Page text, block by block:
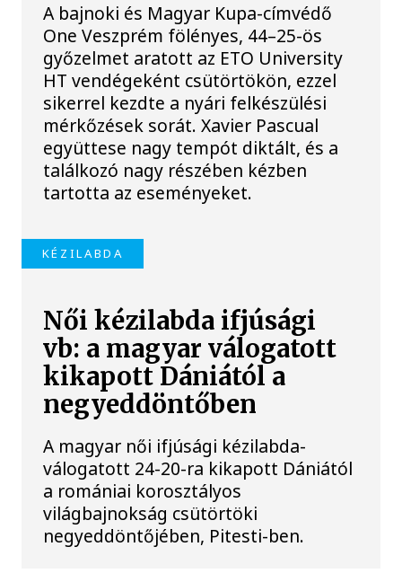
A bajnoki és Magyar Kupa-címvédő
One Veszprém fölényes, 44–25-ös
győzelmet aratott az ETO University
HT vendégeként csütörtökön, ezzel
sikerrel kezdte a nyári felkészülési
mérkőzések sorát. Xavier Pascual
együttese nagy tempót diktált, és a
találkozó nagy részében kézben
tartotta az eseményeket.
KÉZILABDA
Női kézilabda ifjúsági
vb: a magyar válogatott
kikapott Dániától a
negyeddöntőben
A magyar női ifjúsági kézilabda-
válogatott 24-20-ra kikapott Dániától
a romániai korosztályos
világbajnokság csütörtöki
negyeddöntőjében, Pitesti-ben.